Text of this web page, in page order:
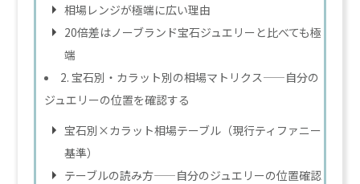
相場レンジが極端に広い理由
20倍差はノーブランド宝石ジュエリーと比べても極
端
2. 宝石別・カラット別の相場マトリクス——自分の
ジュエリーの位置を確認する
宝石別×カラット相場テーブル（現行ティファニー
基準）
テーブルの読み方——自分のジュエリーの位置確認